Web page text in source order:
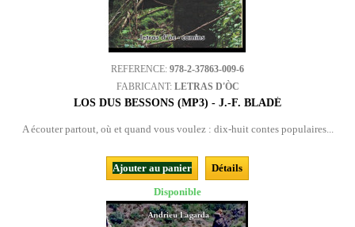
REFERENCE: 978-2-37863-009-6
FABRICANT: LETRAS D'ÒC
LOS DUS BESSONS (MP3) - J.-F. BLADÉ
A écouter partout, où et quand vous voulez : dix-huit contes populaires...
Ajouter au panier
Détails
Disponible